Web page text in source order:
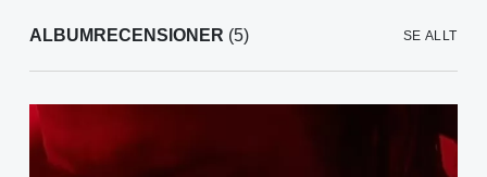
ALBUMRECENSIONER (5) SE ALLT